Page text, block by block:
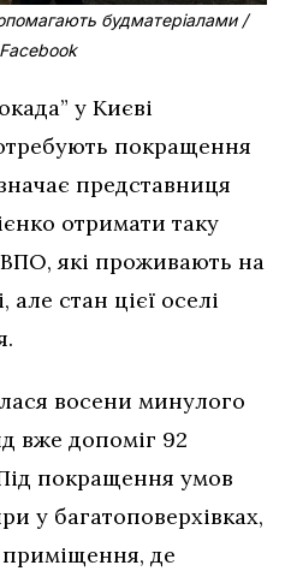
будматеріалами /
у Києві
покращення
представниця
отримати таку
які проживають на
стан цієї оселі
восени минулого
вже допоміг 92
покращення умов
у багатоповерхівках,
приміщення, де